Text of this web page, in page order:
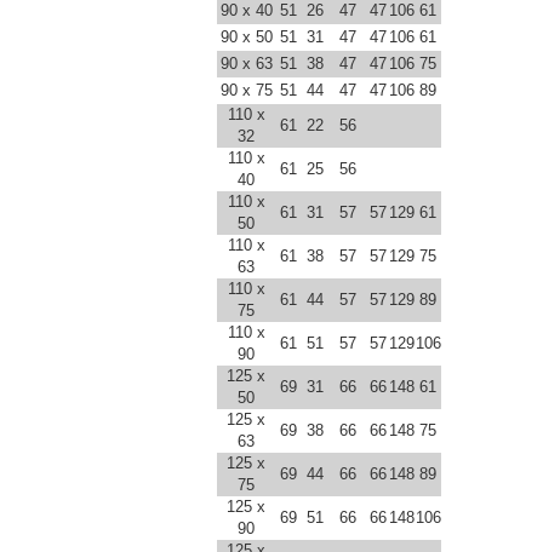
90 x 40 51 26 47 47 106 61
90 x 50 51 31 47 47 106 61
90 x 63 51 38 47 47 106 75
90 x 75 51 44 47 47 106 89
110 x
32
61 22
56
110 x
40
61 25
56
110 x
50
61 31 57 57 129 61
110 x
63
61 38 57 57 129 75
110 x
75
61 44 57 57 129 89
110 x
90
61 51 57 57 129106
125 x
50
69 31 66 66 148 61
125 x
63
69 38 66 66 148 75
125 x
75
69 44 66 66 148 89
125 x
90
69 51 66 66 148106